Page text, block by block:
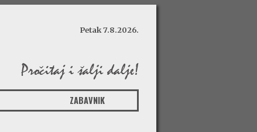
Petak 7.8.2026.
ZABAVNIK